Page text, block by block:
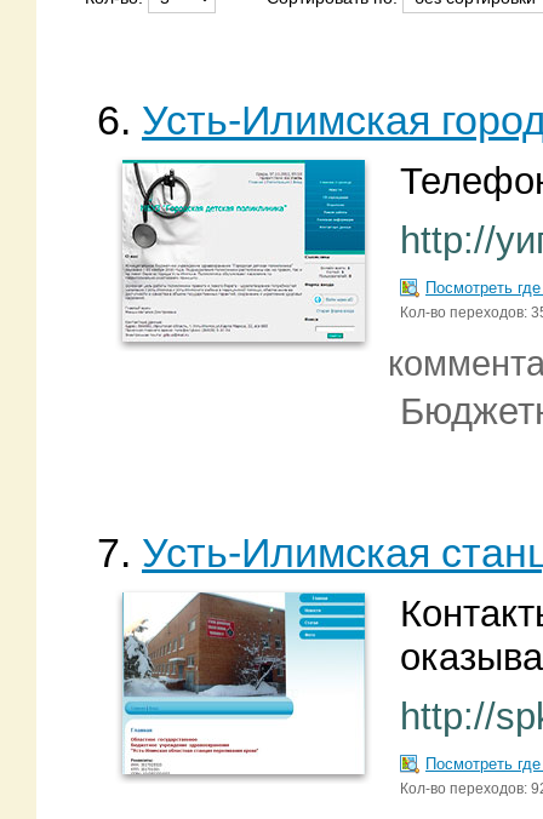
6. Усть-Илимская
http://
Посмотреть
Кол-во переходов:
7. Усть-Илимская
http://
Посмотреть
Кол-во переходов: